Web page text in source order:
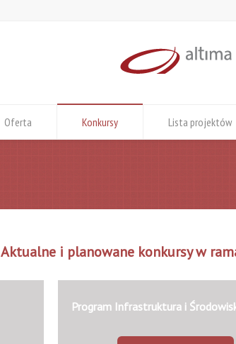
Oferta Konkursy Lista projektów
Aktualne i planowane konkursy w
Program Infrastruktura i